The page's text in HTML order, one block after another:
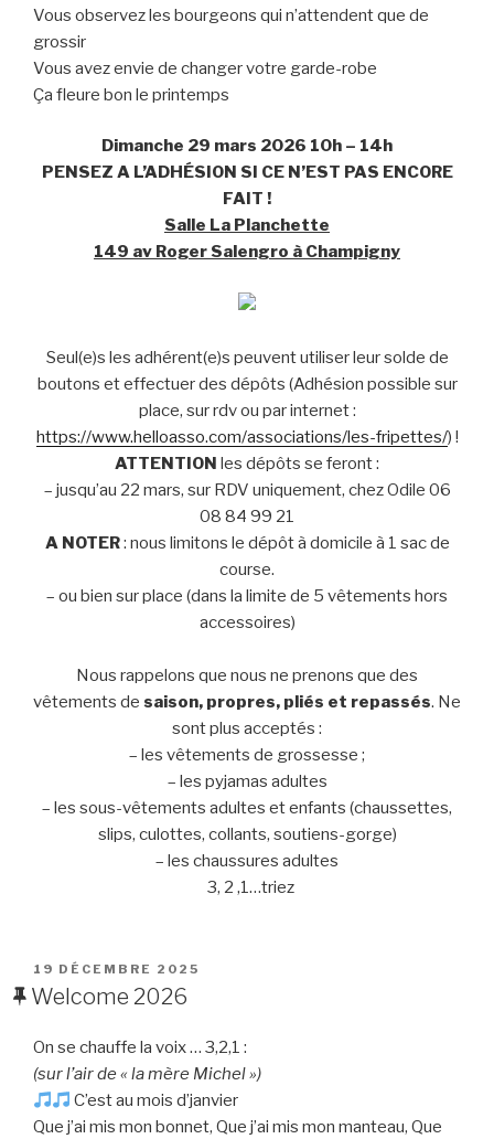
Vous observez les bourgeons qui n’attendent que de
grossir
Vous avez envie de changer votre garde-robe
Ça fleure bon le printemps
Dimanche 29 mars 2026 10h – 14h
PENSEZ A L’ADHÉSION SI CE N’EST PAS ENCORE
FAIT !
Salle La Planchette
149 av Roger Salengro à Champigny
Seul(e)s les adhérent(e)s peuvent utiliser leur solde de
boutons et effectuer des dépôts (Adhésion possible sur
place, sur rdv ou par internet :
https://www.helloasso.com/associations/les-fripettes/) !
ATTENTION les dépôts se feront :
– jusqu’au 22 mars, sur RDV uniquement, chez Odile 06
08 84 99 21
A NOTER: nous limitons le dépôt à domicile à 1 sac de
course.
– ou bien sur place (dans la limite de 5 vêtements hors
accessoires)
Nous rappelons que nous ne prenons que des
vêtements de saison, propres, pliés et repassés. Ne
sont plus acceptés :
– les vêtements de grossesse ;
– les pyjamas adultes
– les sous-vêtements adultes et enfants (chaussettes,
slips, culottes, collants, soutiens-gorge)
– les chaussures adultes
3, 2 ,1…triez
PUBLIÉ
LE
19 DÉCEMBRE 2025
Welcome 2026
On se chauffe la voix … 3,2,1 :
(sur l’air de « la mère Michel »)
C’est au mois d’janvier
Que j’ai mis mon bonnet, Que j’ai mis mon manteau, Que